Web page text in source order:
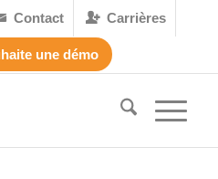
Contact Carrières
une démo